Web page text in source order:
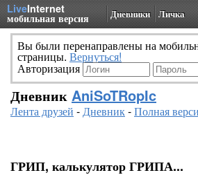
LiveInternet
мобильная версия Дневники Личка
Вы были перенаправлены на
страницы. Вернуться!
Авторизация
Дневник AniSoTRopIc
Лента друзей -Дневник-Полная
ГРИП, калькулятор ГРИПА...